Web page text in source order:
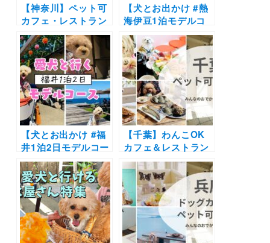
【神奈川】ペット可
カフェ・レストラン
30選 | 愛犬と一緒に
中華街の食べ放題や
アフタヌーンティー
を楽しもう♪
【犬とお出かけ #熱
海伊豆1泊モデルコ
ース】十国峠ケーブ
ルカー〜イタリアン
レストラン・ミッレ
フィオーレ〜
COEDA HOUSE〜
ニューとみよし〜神
祇大社〜伊東マリン
タウン遊覧船〜伊豆
ぐらんぱる公園ドッ
グランコース
【犬とお出かけ #福
井1泊2日モデルコー
ス】“ワンちゃんフ
ァースト”なお宿に
泊まるコース！一乗
谷朝倉氏遺跡～福井
駅西口恐竜広場～
cafe Mare～あわら
温泉 月香
【千葉】わんこOK
カフェ＆レストラン
19選｜ドッグラン併
設店や豪快な海鮮丼
にラーメンも！実際
のおでかけレポをエ
リア別に紹介します
♪